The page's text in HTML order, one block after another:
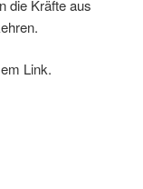
die Kräfte aus
Link.